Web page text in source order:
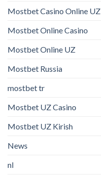
Mostbet Casino Online UZ
Mostbet Online Casino
Mostbet Online UZ
Mostbet Russia
mostbet tr
Mostbet UZ Casino
Mostbet UZ Kirish
News
nl